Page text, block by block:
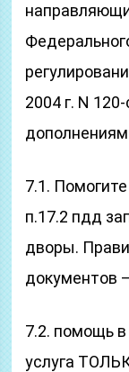
2004 г. N
7.1.
п.17.2 пдд
дворы.
документов
7.2. помощь
услуга